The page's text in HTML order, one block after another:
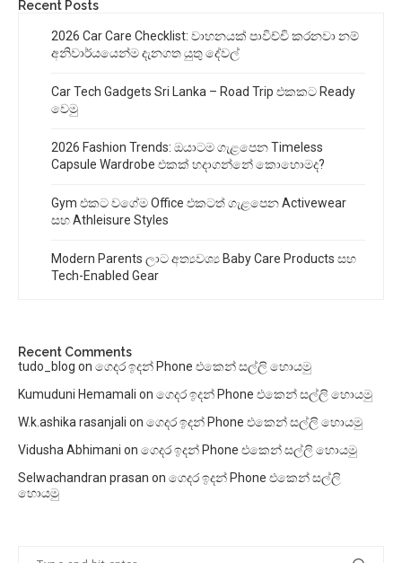
Recent Posts
2026 Car Care Checklist: වාහනයක් පාවිච්චි කරනවා නම්
අනිවාර්යයෙන්ම දැනගත යුතු දේවල්
Car Tech Gadgets Sri Lanka – Road Trip එකකට Ready
වෙමු
2026 Fashion Trends: ඔයාටම ගැළපෙන Timeless
Capsule Wardrobe එකක් හදාගන්නේ කොහොමද?
Gym එකට වගේම Office එකටත් ගැළපෙන Activewear
සහ Athleisure Styles
Modern Parents ලාට අත්‍යවශ්‍ය Baby Care Products සහ
Tech-Enabled Gear
Recent Comments
tudo_blog on ගෙදර ඉදන් Phone එකෙන් සල්ලි හොයමු
Kumuduni Hemamali on ගෙදර ඉදන් Phone එකෙන් සල්ලි හොයමු
W.k.ashika rasanjali on ගෙදර ඉදන් Phone එකෙන් සල්ලි හොයමු
Vidusha Abhimani on ගෙදර ඉදන් Phone එකෙන් සල්ලි හොයමු
Selwachandran prasan on ගෙදර ඉදන් Phone එකෙන් සල්ලි
හොයමු